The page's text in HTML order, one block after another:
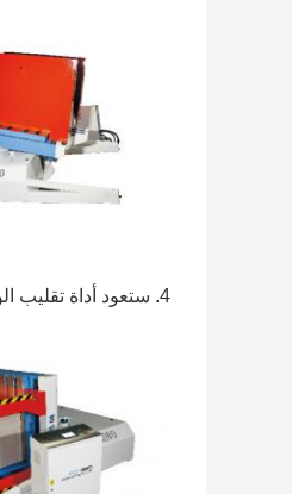
4. ستعود أداة تقليب الوبر إلى وضعها الأصلي ، وتنخفض.يمكن إخراج الكومة بواسطة العربة الهيدروليكية.